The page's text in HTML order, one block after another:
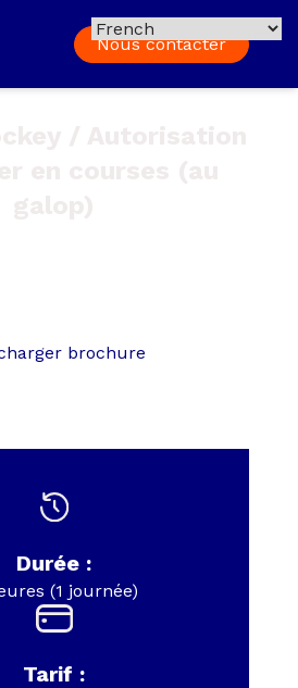
Nous contacter
brochure
Durée :
(1 journée)
Tarif :